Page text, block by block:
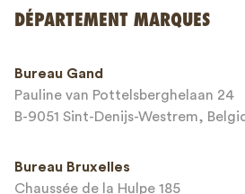
This site is protected by reCAPTCHA and
DÉPARTEMENT MARQUES
Bureau Gand
Pauline van Pottelsberghelaan 24
B-9051 Sint-Denijs-Westrem,
Bureau Bruxelles
Chaussée de la Hulpe 185